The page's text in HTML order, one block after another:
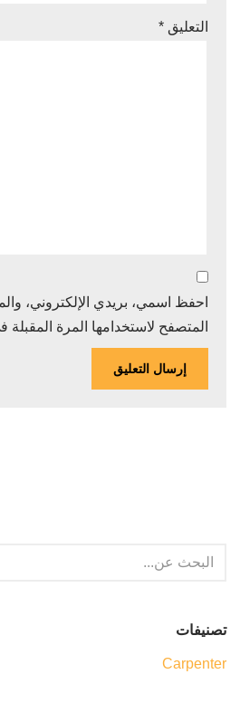
التعليق *
احفظ اسمي، بريدي الإلكتروني،
المتصفح لاستخدامها المرة المقبلة
تصنيفات
Carpenter